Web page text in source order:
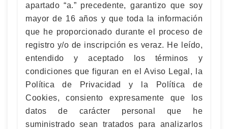
apartado “a.” precedente, garantizo que soy
mayor de 16 años y que toda la información
que he proporcionado durante el proceso de
registro y/o de inscripción es veraz. He leído,
entendido y aceptado los términos y
condiciones que figuran en el Aviso Legal, la
Política de Privacidad y la Política de
Cookies, consiento expresamente que los
datos de carácter personal que he
suministrado sean tratados para analizarlos